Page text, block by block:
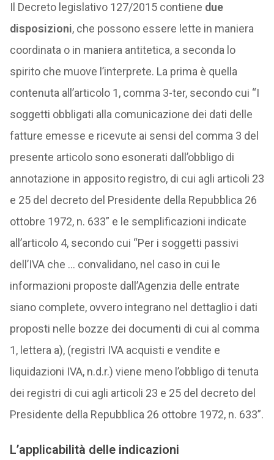
Il Decreto legislativo 127/2015 contiene due
disposizioni, che possono essere lette in maniera
coordinata o in maniera antitetica, a seconda lo
spirito che muove l’interprete. La prima è quella
contenuta all’articolo 1, comma 3-ter, secondo cui “I
soggetti obbligati alla comunicazione dei dati delle
fatture emesse e ricevute ai sensi del comma 3 del
presente articolo sono esonerati dall’obbligo di
annotazione in apposito registro, di cui agli articoli 23
e 25 del decreto del Presidente della Repubblica 26
ottobre 1972, n. 633” e le semplificazioni indicate
all’articolo 4, secondo cui “Per i soggetti passivi
dell’IVA che … convalidano, nel caso in cui le
informazioni proposte dall’Agenzia delle entrate
siano complete, ovvero integrano nel dettaglio i dati
proposti nelle bozze dei documenti di cui al comma
1, lettera a), (registri IVA acquisti e vendite e
liquidazioni IVA, n.d.r.) viene meno l’obbligo di tenuta
dei registri di cui agli articoli 23 e 25 del decreto del
Presidente della Repubblica 26 ottobre 1972, n. 633”.
L’applicabilità delle indicazioni